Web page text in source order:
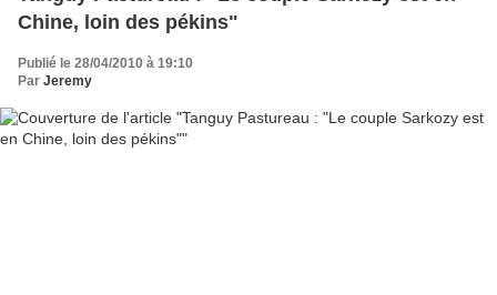
Chine, loin des pékins"
Publié le 28/04/2010 à 19:10
Par Jeremy